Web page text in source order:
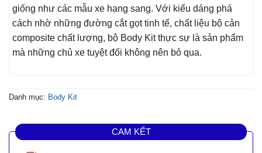
giống như các mẫu xe hạng sang. Với kiểu dáng phá
cách nhờ những đường cắt gọt tinh tế, chất liệu bộ cản
composite chất lượng, bộ Body Kit thực sự là sản phẩm
mà những chủ xe tuyệt đối không nên bỏ qua.
Danh mục: Body Kit
CAM KẾT